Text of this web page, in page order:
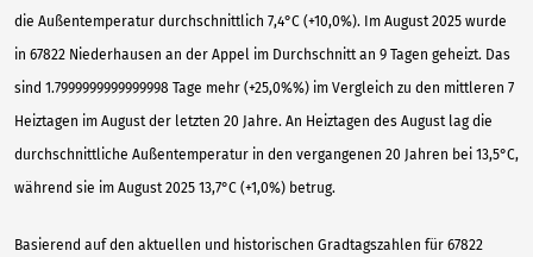
die Außentemperatur durchschnittlich 7,4°C (+10,0%). Im August 2025 wurde
in 67822 Niederhausen an der Appel im Durchschnitt an 9 Tagen geheizt. Das
sind 1.7999999999999998 Tage mehr (+25,0%%) im Vergleich zu den mittleren 7
Heiztagen im August der letzten 20 Jahre. An Heiztagen des August lag die
durchschnittliche Außentemperatur in den vergangenen 20 Jahren bei 13,5°C,
während sie im August 2025 13,7°C (+1,0%) betrug.
Basierend auf den aktuellen und historischen Gradtagszahlen für 67822